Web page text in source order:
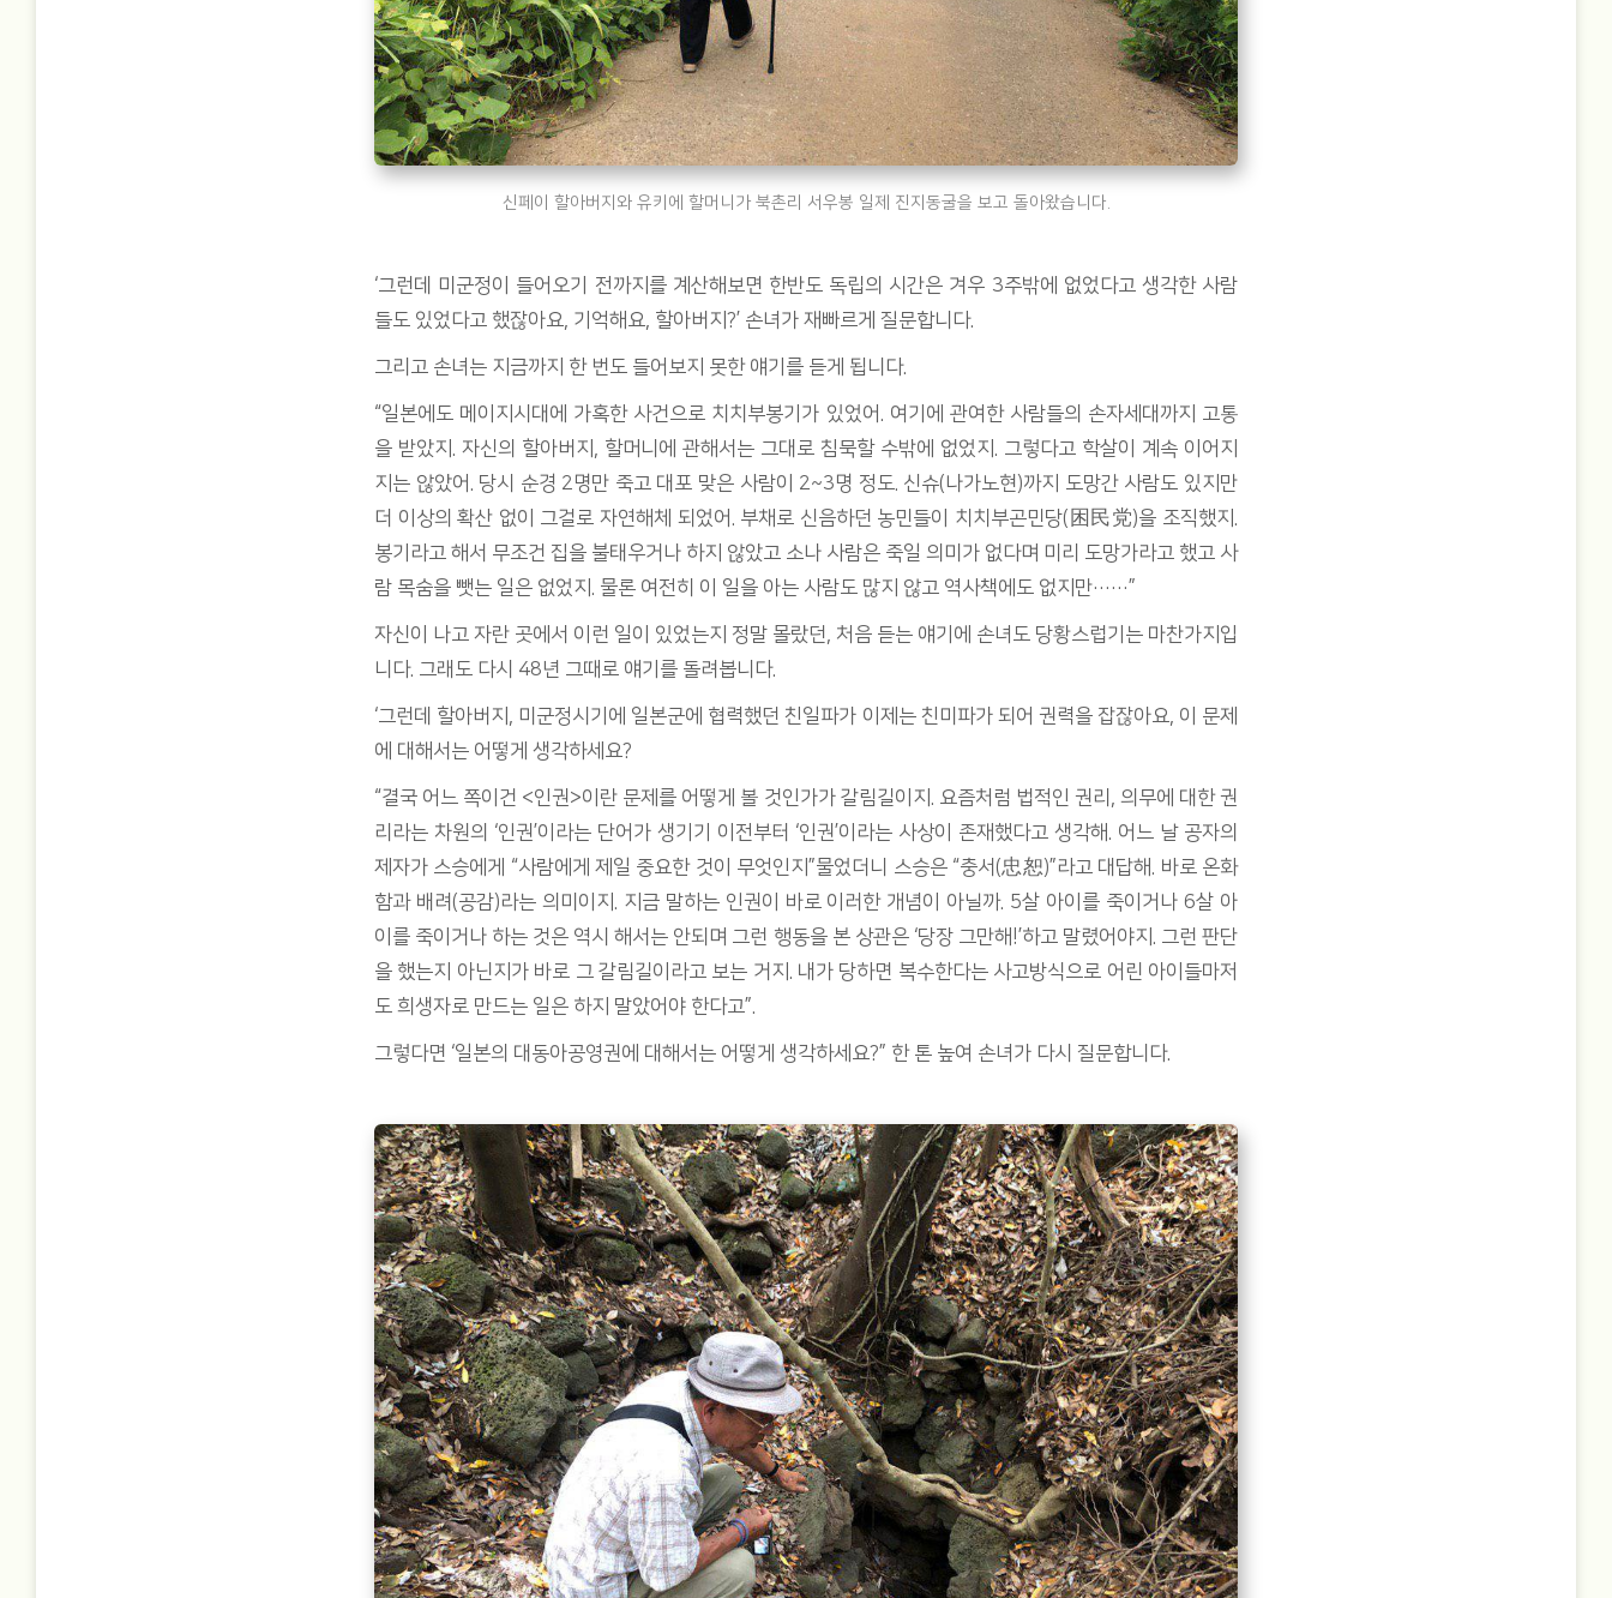
신페이 할아버지와 유키에 할머니가 북촌리 서우봉 일제 진지동굴을 보고 돌아왔습니다.
‘그런데 미군정이 들어오기 전까지를 계산해보면 한반도 독립의 시간은 겨우 3주밖에 없었다고 생각한 사람
들도 있었다고 했잖아요, 기억해요, 할아버지?’ 손녀가 재빠르게 질문합니다.
그리고 손녀는 지금까지 한 번도 들어보지 못한 얘기를 듣게 됩니다.
“일본에도 메이지시대에 가혹한 사건으로 치치부봉기가 있었어. 여기에 관여한 사람들의 손자세대까지 고통
을 받았지. 자신의 할아버지, 할머니에 관해서는 그대로 침묵할 수밖에 없었지. 그렇다고 학살이 계속 이어지
지는 않았어. 당시 순경 2명만 죽고 대포 맞은 사람이 2~3명 정도. 신슈(나가노현)까지 도망간 사람도 있지만
더 이상의 확산 없이 그걸로 자연해체 되었어. 부채로 신음하던 농민들이 치치부곤민당(困民党)을 조직했지.
봉기라고 해서 무조건 집을 불태우거나 하지 않았고 소나 사람은 죽일 의미가 없다며 미리 도망가라고 했고 사
람 목숨을 뺏는 일은 없었지. 물론 여전히 이 일을 아는 사람도 많지 않고 역사책에도 없지만……”
자신이 나고 자란 곳에서 이런 일이 있었는지 정말 몰랐던, 처음 듣는 얘기에 손녀도 당황스럽기는 마찬가지입
니다. 그래도 다시 48년 그때로 얘기를 돌려봅니다.
‘그런데 할아버지, 미군정시기에 일본군에 협력했던 친일파가 이제는 친미파가 되어 권력을 잡잖아요, 이 문제
에 대해서는 어떻게 생각하세요?
“결국 어느 쪽이건 <인권>이란 문제를 어떻게 볼 것인가가 갈림길이지. 요즘처럼 법적인 권리, 의무에 대한 권
리라는 차원의 ‘인권’이라는 단어가 생기기 이전부터 ‘인권’이라는 사상이 존재했다고 생각해. 어느 날 공자의
제자가 스승에게 “사람에게 제일 중요한 것이 무엇인지”물었더니 스승은 “충서(忠恕)”라고 대답해. 바로 온화
함과 배려(공감)라는 의미이지. 지금 말하는 인권이 바로 이러한 개념이 아닐까. 5살 아이를 죽이거나 6살 아
이를 죽이거나 하는 것은 역시 해서는 안되며 그런 행동을 본 상관은 ‘당장 그만해!’하고 말렸어야지. 그런 판단
을 했는지 아닌지가 바로 그 갈림길이라고 보는 거지. 내가 당하면 복수한다는 사고방식으로 어린 아이들마저
도 희생자로 만드는 일은 하지 말았어야 한다고”.
그렇다면 ‘일본의 대동아공영권에 대해서는 어떻게 생각하세요?” 한 톤 높여 손녀가 다시 질문합니다.